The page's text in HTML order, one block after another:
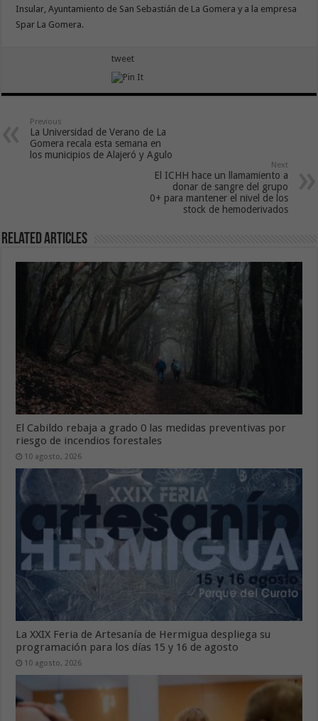
Insular, Ayuntamiento de San Sebastián de La Gomera y a la empresa
Spar La Gomera.
tweet
Previous
La Universidad de Verano de La
Gomera recala esta semana en
los municipios de Alajeró y Agulo
Next
El ICHH hace un llamamiento a
donar de sangre del grupo
0+ para mantener el nivel de los
stock de hemoderivados
Related Articles
El Cabildo rebaja a grado 0 las medidas preventivas por
riesgo de incendios forestales
10 agosto, 2026
La XXIX Feria de Artesanía de Hermigua despliega su
programación para los días 15 y 16 de agosto
10 agosto, 2026